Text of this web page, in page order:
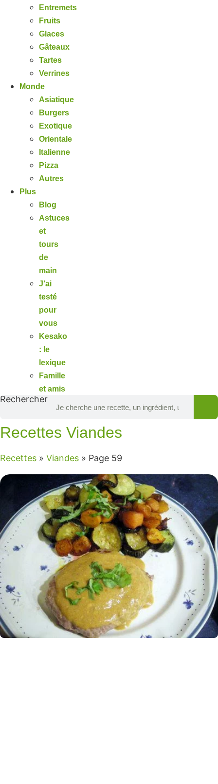
Entremets
Fruits
Glaces
Gâteaux
Tartes
Verrines
Monde
Asiatique
Burgers
Exotique
Orientale
Italienne
Pizza
Autres
Plus
Blog
Astuces
et
tours
de
main
J’ai
testé
pour
vous
Kesako
: le
lexique
Famille
et amis
Rechercher
Recettes Viandes
Recettes » Viandes » Page 59